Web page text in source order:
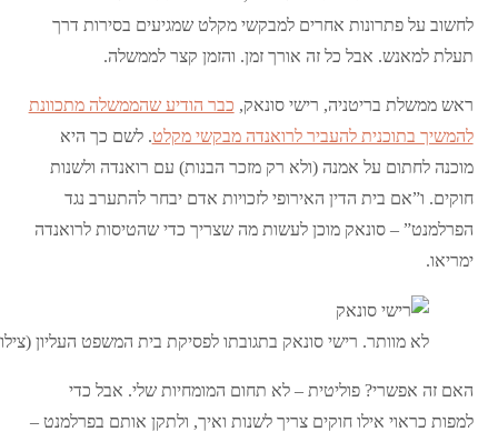
לחשוב על פתרונות אחרים למבקשי מקלט שמגיעים בסירות דרך
תעלת למאנש. אבל כל זה אורך זמן. והזמן קצר לממשלה.
ראש ממשלת בריטניה, רישי סונאק, כבר הודיע שהממשלה מתכוונת
להמשיך בתוכנית להעביר לרואנדה מבקשי מקלט. לשם כך היא
מוכנה לחתום על אמנה (ולא רק מזכר הבנות) עם רואנדה ולשנות
חוקים. ו”אם בית הדין האירופי לזכויות אדם יבחר להתערב נגד
הפרלמנט” – סונאק מוכן לעשות מה שצריך כדי שהטיסות לרואנדה
ימריאו.
לא מוותר. רישי סונאק בתגובתו לפסיקת בית המשפט העליון
האם זה אפשרי? פוליטית – לא תחום המומחיות שלי. אבל כדי
למפות כראוי אילו חוקים צריך לשנות ואיך, ולתקן אותם בפרלמנט –